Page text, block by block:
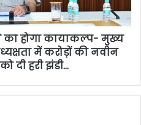
का होगा कायाकल्प- मुख्य
में करोड़ों की नवीन
दी हरी झंडी…